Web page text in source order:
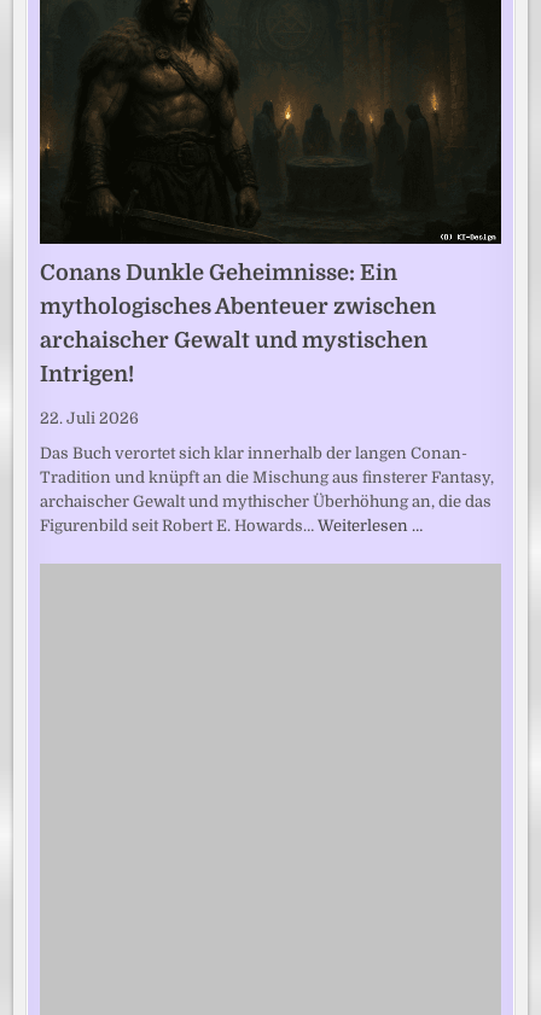
Conans Dunkle Geheimnisse: Ein
mythologisches Abenteuer zwischen
archaischer Gewalt und mystischen
Intrigen!
22. Juli 2026
Das Buch verortet sich klar innerhalb der langen Conan-
Tradition und knüpft an die Mischung aus finsterer Fantasy,
archaischer Gewalt und mythischer Überhöhung an, die das
Figurenbild seit Robert E. Howards…Weiterlesen …